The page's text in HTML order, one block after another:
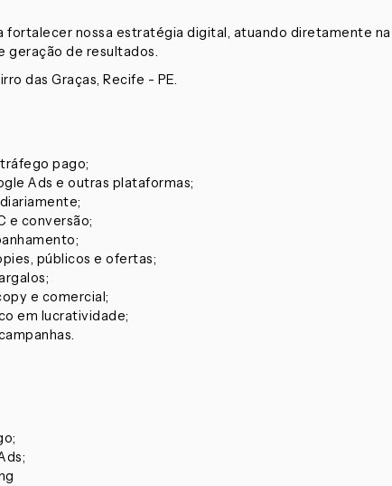
fortalecer nossa estratégia digital, atuando diretamente na
geração de resultados.
das Graças, Recife - PE.
pago;
Ads e outras plataformas;
e conversão;
públicos e ofertas;
e comercial;
em lucratividade;